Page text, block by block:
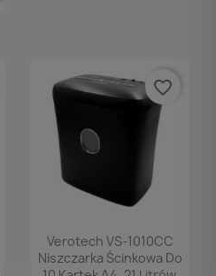
Podgląd
Verotech VS-1010CC
Niszczarka Ścinkowa Do
favorite_border